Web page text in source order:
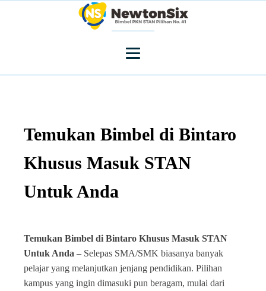
Temukan Bimbel di Bintaro
Khusus Masuk STAN
Untuk Anda
Temukan Bimbel di Bintaro Khusus Masuk STAN
Untuk Anda – Selepas SMA/SMK biasanya banyak
pelajar yang melanjutkan jenjang pendidikan. Pilihan
kampus yang ingin dimasuki pun beragam, mulai dari